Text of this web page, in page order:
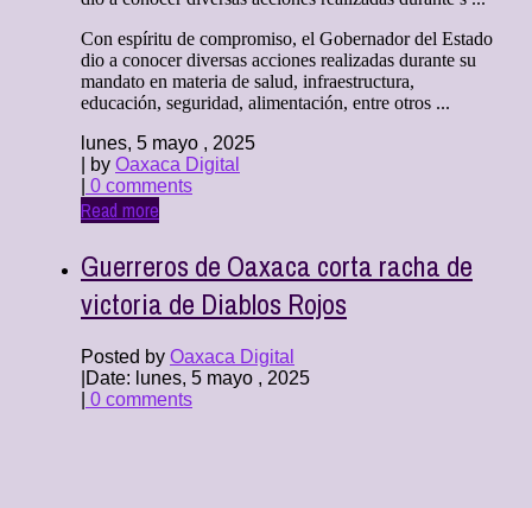
Con espíritu de compromiso, el Gobernador del Estado
dio a conocer diversas acciones realizadas durante su
mandato en materia de salud, infraestructura,
educación, seguridad, alimentación, entre otros ...
lunes, 5 mayo , 2025
| by Oaxaca Digital
0 comments
Read more
Guerreros de Oaxaca corta racha de
victoria de Diablos Rojos
Posted by Oaxaca Digital
Date: lunes, 5 mayo , 2025
0 comments